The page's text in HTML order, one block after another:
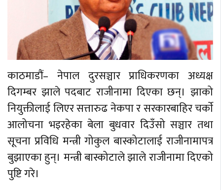
काठमाडौं– नेपाल दुरसञ्चार प्राधिकरणका अध्यक्ष
दिगम्बर झाले पदबाट राजीनामा दिएका छन्। झाको
नियुक्तीलाई लिएर सत्तारुढ नेकपा र सरकारबाहिर चर्काे
आलोचना भइरहेका बेला बुधवार दिउँसो सञ्चार तथा
सूचना प्रविधि मन्त्री गोकुल बास्कोटालाई राजीनामापत्र
बुझाएका हुन्। मन्त्री बास्कोटाले झाले राजीनामा दिएको
पुष्टि गरे।